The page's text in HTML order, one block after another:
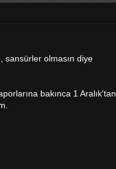
sansürler olmasın diye
bakınca 1 Aralık'tan